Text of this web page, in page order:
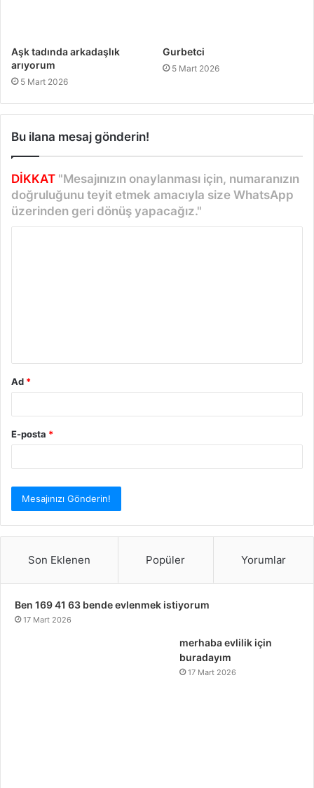
Aşk tadında arkadaşlık
arıyorum
5 Mart 2026
Gurbetci
5 Mart 2026
Bu ilana mesaj gönderin!
DİKKAT "Mesajınızın onaylanması için, numaranızın
doğruluğunu teyit etmek amacıyla size WhatsApp
üzerinden geri dönüş yapacağız."
Ad *
E-posta *
Son Eklenen Popüler Yorumlar
Ben 169 41 63 bende evlenmek istiyorum
17 Mart 2026
merhaba evlilik için
buradayım
17 Mart 2026